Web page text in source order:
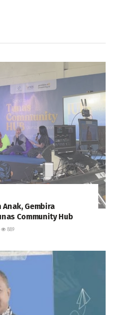
Gembira
Community Hub
889